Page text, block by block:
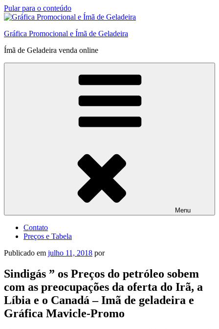
Pular para o conteúdo
Gráfica Promocional e Ímã de Geladeira
Ímã de Geladeira venda online
Menu
Contato
Preços e Tabela
Publicado em julho 11, 2018 por
Sindigás ” os Preços do petróleo sobem
com as preocupações da oferta do Irã, a
Líbia e o Canadá – Imã de geladeira e
Gráfica Mavicle-Promo